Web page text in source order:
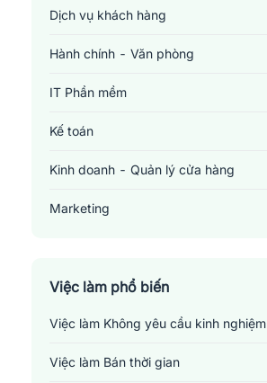
Dịch vụ khách hàng
Hành chính - Văn phòng
IT Phần mềm
Kế toán
Kinh doanh - Quản lý cửa hàng
Marketing
Tài chính - Đầu tư - Chứng khoán
Xây dựng
Y tế - Chăm sóc sức khỏe
Việc làm phổ biến
Việc làm Không yêu cầu kinh nghiệm
Việc làm Bán thời gian